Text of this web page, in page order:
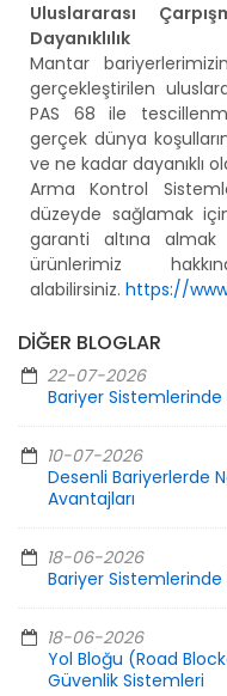
Uluslararası
Dayanıklılık
Mantar
gerçekleştirilen
PAS 68 ile
gerçek dünya
ve ne kadar dayanıklı
Arma Kontrol
düzeyde sağlamak
garanti altına
ürünlerimiz
alabilirsiniz. https://
DIĞER BLOGLAR
22-07-2026
Bariyer Sistemlerinde
10-07-2026
Desenli Bariyerlerde
Avantajları
18-06-2026
Bariyer Sistemlerinde
18-06-2026
Yol Bloğu (Road
Güvenlik Sistemleri